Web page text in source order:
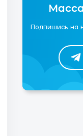
Подпишись на